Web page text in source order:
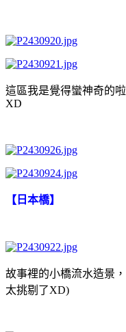
這區我是覺得蠻神奇的
XD
【日本橋】
故事裡的小橋流水造景
太挑剔了XD)